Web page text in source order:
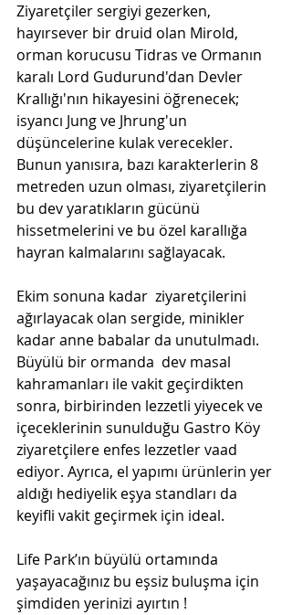
Ziyaretçiler sergiyi gezerken,
hayırsever bir druid olan Mirold,
orman korucusu Tidras ve Ormanın
karalı Lord Gudurund'dan Devler
Krallığı'nın hikayesini öğrenecek;
isyancı Jung ve Jhrung'un
düşüncelerine kulak verecekler.
Bunun yanısıra, bazı karakterlerin 8
metreden uzun olması, ziyaretçilerin
bu dev yaratıkların gücünü
hissetmelerini ve bu özel karallığa
hayran kalmalarını sağlayacak.
Ekim sonuna kadar  ziyaretçilerini
ağırlayacak olan sergide, minikler
kadar anne babalar da unutulmadı.
Büyülü bir ormanda  dev masal
kahramanları ile vakit geçirdikten
sonra, birbirinden lezzetli yiyecek ve
içeceklerinin sunulduğu Gastro Köy
ziyaretçilere enfes lezzetler vaad
ediyor. Ayrıca, el yapımı ürünlerin yer
aldığı hediyelik eşya standları da
keyifli vakit geçirmek için ideal.
Life Park’ın büyülü ortamında
yaşayacağınız bu eşsiz buluşma için
şimdiden yerinizi ayırtın !